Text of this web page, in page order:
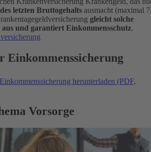
letzten Bruttogehalts ausmacht (maximal
gleicht solche
und garantiert Einkommensschutz.
Einkommenssicherung
herunterladen (PDF,
Vorsorge